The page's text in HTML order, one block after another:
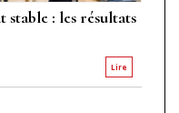
stable : les résultats
Lire